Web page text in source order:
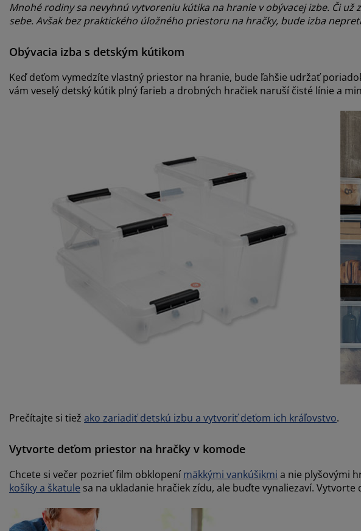
Mnohé rodiny sa nevyhnú vytvoreniu kútika na hranie v obývacej izbe. Či
sebe. Avšak bez praktického úložného priestoru na hračky, bude izba
Obývacia izba s detským kútikom
Keď deťom vymedzíte vlastný priestor na hranie, bude ľahšie udržať
vám veselý detský kútik plný farieb a drobných hračiek naruší čisté línie a
Prečítajte si tiež ako zariadiť detskú izbu a vytvoriť deťom ich kráľovstvo.
Vytvorte deťom priestor na hračky v komode
Chcete si večer pozrieť film obklopení mäkkými vankúšikmi a nie plyšovými
košíky a škatule sa na ukladanie hračiek zídu, ale buďte vynaliezaví.